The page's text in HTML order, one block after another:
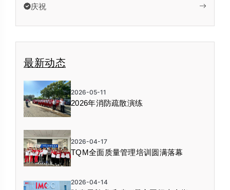
庆祝
最新动态
2026-05-11
2026年消防疏散演练
2026-04-17
TQM全面质量管理培训圆满落幕
2026-04-14